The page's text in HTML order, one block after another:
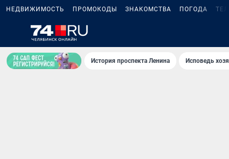
НЕДВИЖИМОСТЬ ПРОМОКОДЫ ЗНАКОМСТВА ПОГОДА
История проспекта Ленина Исповедь